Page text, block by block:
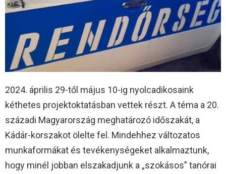
2024. április 29-től május 10-ig nyolcadikosaink
kéthetes projektoktatásban vettek részt. A téma a 20.
századi Magyarország meghatározó időszakát, a
Kádár-korszakot ölelte fel. Mindehhez változatos
munkaformákat és tevékenységeket alkalmaztunk,
hogy minél jobban elszakadjunk a „szokásos” tanórai